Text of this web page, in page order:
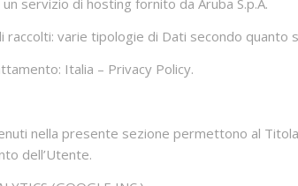
servizio di hosting fornito da Aruba S.p.A.
raccolti: varie tipologie di Dati secondo quanto
Italia – Privacy Policy.
nella presente sezione permettono al
dell’Utente.